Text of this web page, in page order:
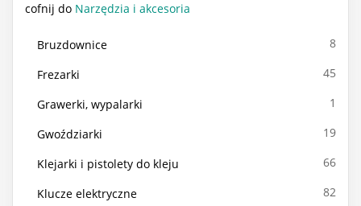
cofnij do Narzędzia i akcesoria
Bruzdownice 8
Frezarki 45
Grawerki, wypalarki 1
Gwoździarki 19
Klejarki i pistolety do kleju 66
Klucze elektryczne 82